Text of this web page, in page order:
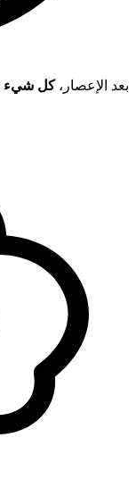
بعد الإعصار،كل شيء